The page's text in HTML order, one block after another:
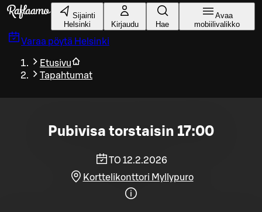
Siirry pääsisältöön
Sijainti
Helsinki
Kirjaudu Hae
Avaa
mobiilivalikko
Varaa pöytä Helsinki
Etusivu
Tapahtumat
Pubivisa torstaisin 17:00
TO 12.2.2026
Korttelikonttori Myllypuro